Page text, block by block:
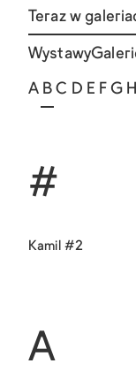
Teraz w
Wystawy
A B C D E F G H
#
Kamil #2
A